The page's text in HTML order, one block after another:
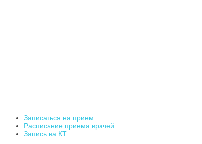
Записаться на прием
Расписание приема врачей
Запись на КТ